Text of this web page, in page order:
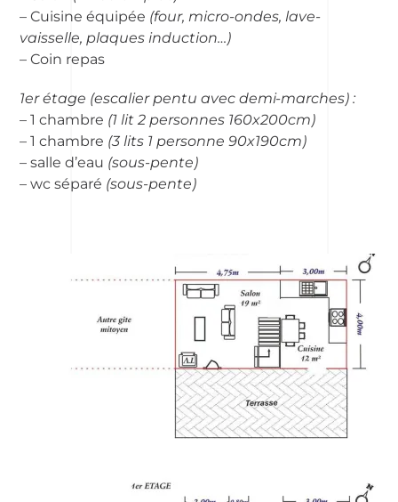
– Cuisine équipée (four, micro-ondes, lave-
vaisselle, plaques induction…)
– Coin repas
1er étage (escalier pentu avec demi-marches) :
– 1 chambre (1 lit 2 personnes 160x200cm)
– 1 chambre (3 lits 1 personne 90x190cm)
– salle d’eau (sous-pente)
– wc séparé (sous-pente)